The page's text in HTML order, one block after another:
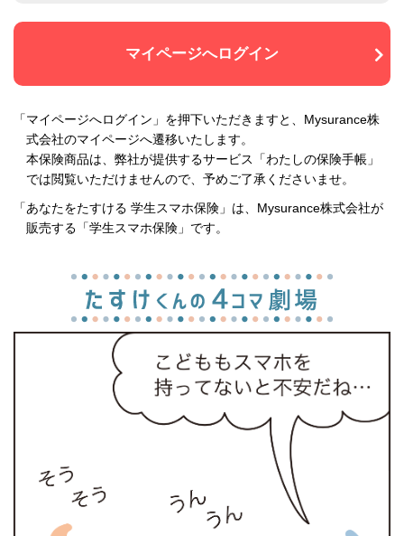
マイページへログイン
「マイページへログイン」を押下いただきますと、Mysurance株
式会社のマイページへ遷移いたします。
本保険商品は、弊社が提供するサービス「わたしの保険手帳」
では閲覧いただけませんので、予めご了承くださいませ。
「あなたをたすける 学生スマホ保険」は、Mysurance株式会社が
販売する「学生スマホ保険」です。